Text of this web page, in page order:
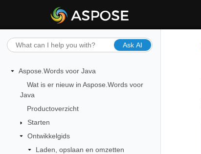
Ask AI
Aspose.Words voor Java
Wat is er nieuw in Aspose.Words voor
Java
Productoverzicht
Starten
Ontwikkelgids
Laden, opslaan en omzetten